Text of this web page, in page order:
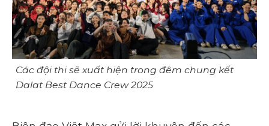
Các đội thi sẽ xuất hiện trong đêm chung kết
Dalat Best Dance Crew 2025